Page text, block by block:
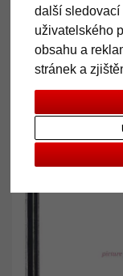
další
uživatelského
obsahu a
stránek a
Zpět